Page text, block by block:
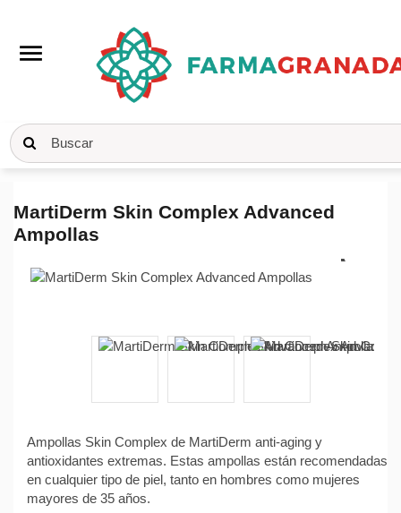
menu
Inicio Cosmética
Advanced Ampollas
MartiDerm Skin Complex Advanced
Ampollas
Ampollas Skin Complex de MartiDerm anti-aging y
antioxidantes extremas. Estas ampollas están recomendadas
en cualquier tipo de piel, tanto en hombres como mujeres
mayores de 35 años.